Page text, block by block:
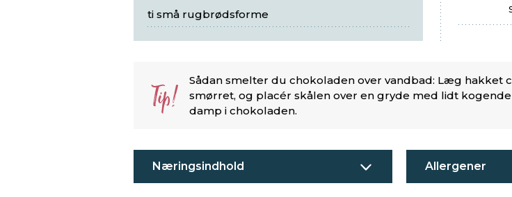
ti små rugbrødsforme
Tip!
Sådan smelter du chokoladen over vandbad: Læg hakket
smørret, og placér skålen over en gryde med lidt
damp i chokoladen.
Næringsindhold Allergener